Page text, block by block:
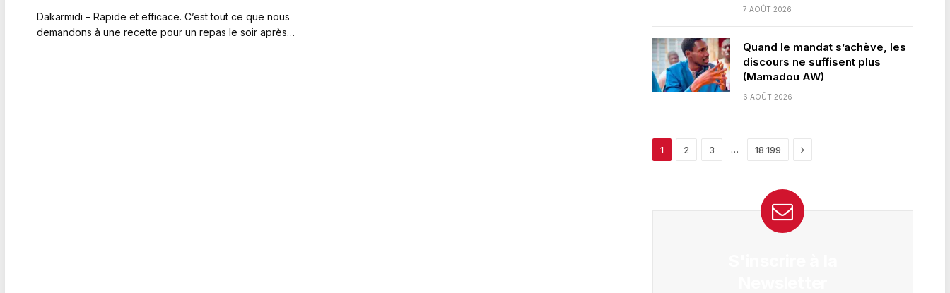
Dakarmidi – Rapide et efficace. C’est tout ce que nous
demandons à une recette pour un repas le soir après…
7 AOÛT 2026
Quand le mandat s’achève, les
discours ne suffisent plus
(Mamadou AW)
6 AOÛT 2026
1 2 3 … 18 199 Next